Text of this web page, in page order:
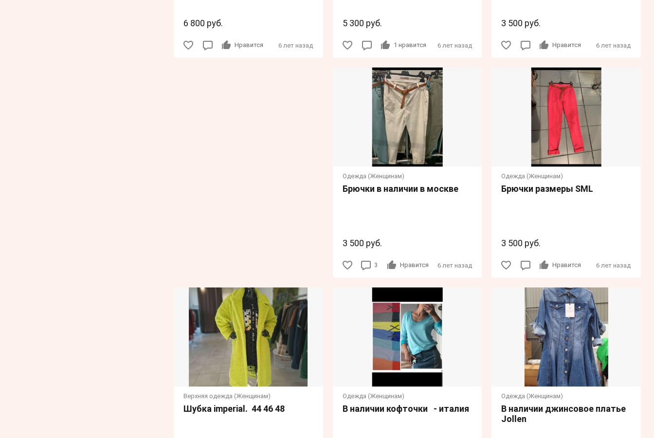
6 800 руб.
Нравится 6 лет назад
5 300 руб.
1 нравится 6 лет назад
3 500 руб.
Нравится 6 лет назад
Одежда (Женщинам)
Брючки в наличии в москве
3 500 руб.
3 Нравится 6 лет назад
Одежда (Женщинам)
Брючки размеры SML
3 500 руб.
Нравится 6 лет назад
Верхняя одежда (Женщинам)
Шубка imperial. 44 46 48
Одежда (Женщинам)
В наличии кофточки - италия
Одежда (Женщинам)
В наличии джинсовое платье
Jollen